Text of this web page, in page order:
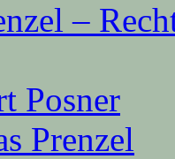
–
Posner
Prenzel